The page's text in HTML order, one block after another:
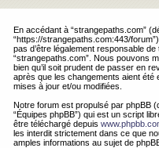
En accédant à “strangepaths.com”
“https://strangepaths.com:443/
pas d’être légalement responsable
“strangepaths.com”. Nous pouvons
bien qu’il soit prudent de passer en
après que les changements aient été
mises à jour et/ou modifiées.
Notre forum est propulsé par phpBB
“Équipes phpBB”) qui est un script
être téléchargé depuis
les interdit strictement dans ce que
amples informations au sujet de